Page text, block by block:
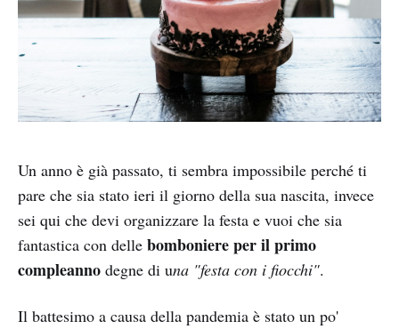
Un anno è già passato, ti sembra impossibile perché ti
pare che sia stato ieri il giorno della sua nascita, invece
sei qui che devi organizzare la festa e vuoi che sia
fantastica con delle bomboniere per il primo
compleanno degne di una "festa con i fiocchi".
Il battesimo a causa della pandemia è stato un po'